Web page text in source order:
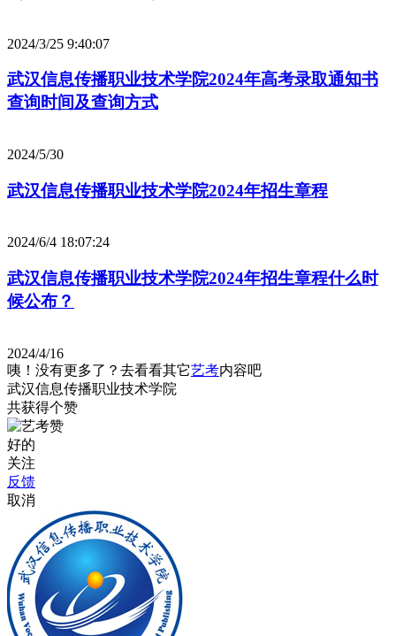
2024/3/25 9:40:07
武汉信息传播职业技术学院2024年高考录取通知书
查询时间及查询方式
2024/5/30
武汉信息传播职业技术学院2024年招生章程
2024/6/4 18:07:24
武汉信息传播职业技术学院2024年招生章程什么时
候公布？
2024/4/16
咦！没有更多了？去看看其它艺考内容吧
武汉信息传播职业技术学院
共获得个赞
好的
关注
反馈
取消